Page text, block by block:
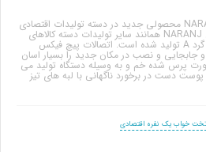
تخت خواب یک نفره اقتصادی NARANJ محصولی جدید در دسته تولیدات اقتصادی
ماکان چوب می باشد. بدنه محصول NARANJ همانند سایر تولیدات دسته کالاهای
اقتصادی ماکان چوب از ملامینه پویا گرد A تولید شده است. اتصالات پیچ فیکس
جابجایی و نصب در مکان جدید را بسیار اسان
پرس شده خم و به وسیله دستگاه تولید می
دست در برخورد ناگهانی با لبه های تیز
تخت خواب یک نفره اقتصادی